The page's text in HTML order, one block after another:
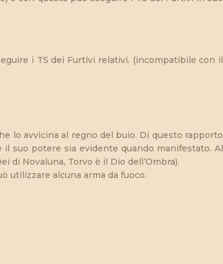
i TS dei Furtivi relativi. (incompatibile con il
lo avvicina al regno del buio. Di questo rapporto
suo potere sia evidente quando manifestato. Al
di Novaluna, Torvo è il Dio dell’Ombra).
utilizzare alcuna arma da fuoco.